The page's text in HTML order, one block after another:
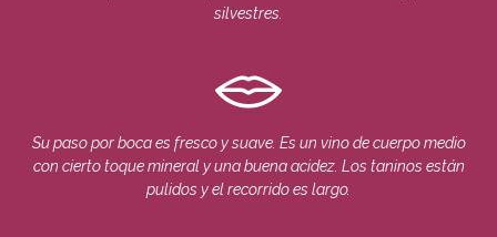
silvestres.
Su paso por boca es fresco y suave. Es un vino de cuerpo medio
con cierto toque mineral y una buena acidez. Los taninos están
pulidos y el recorrido es largo.